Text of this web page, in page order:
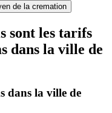
de la cremation
sont les tarifs
dans la ville de
dans la ville de